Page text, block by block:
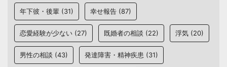
年下彼・後輩 (31) 幸せ報告 (87)
恋愛経験が少ない (27) 既婚者の相談 (22) 浮気 (20)
男性の相談 (43) 発達障害・精神疾患 (31)